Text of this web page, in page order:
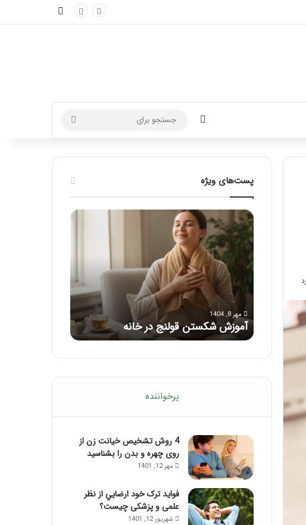
تغییر پوسته
برای
پست‌های ویژه
ماساژ
برای
بهبود
تمرکز
ذهنی؛
با
این
حواس‌جمع
شوید!
مرداد 6, 1404
ماساژ برای بهبود تمرکز ذهنی؛ با این
ماساژ حواس‌جمع شوید!
راهنمای
بعد
از
پرخواننده
4 روش تشخیص خیانت زن از
روی چهره و بدن را بشناسید
مهر 12, 1401
فواید ترک خود ارضايي از نظر
علمی و پزشکی چیست؟
شهریور 12, 1401